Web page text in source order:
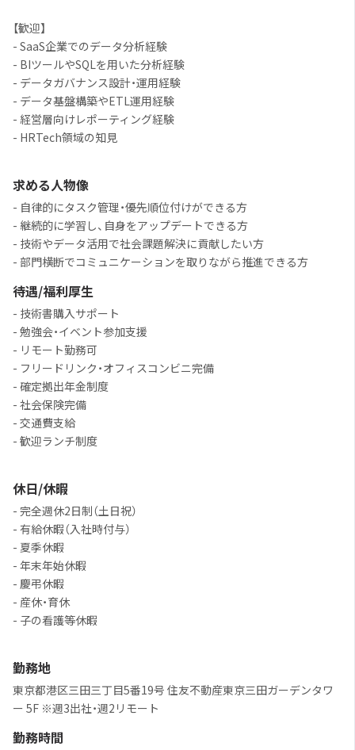
【歓迎】
- SaaS企業でのデータ分析経験
- BIツールやSQLを用いた分析経験
- データガバナンス設計・運用経験
- データ基盤構築やETL運用経験
- 経営層向けレポーティング経験
- HRTech領域の知見
求める人物像
- 自律的にタスク管理・優先順位付けができる方
- 継続的に学習し、自身をアップデートできる方
- 技術やデータ活用で社会課題解決に貢献したい方
- 部門横断でコミュニケーションを取りながら推進できる方
待遇/福利厚生
- 技術書購入サポート
- 勉強会・イベント参加支援
- リモート勤務可
- フリードリンク・オフィスコンビニ完備
- 確定拠出年金制度
- 社会保険完備
- 交通費支給
- 歓迎ランチ制度
休日/休暇
- 完全週休2日制（土日祝）
- 有給休暇（入社時付与）
- 夏季休暇
- 年末年始休暇
- 慶弔休暇
- 産休・育休
- 子の看護等休暇
勤務地
東京都港区三田三丁目5番19号 住友不動産東京三田ガーデンタワ
ー 5F ※週3出社・週2リモート
勤務時間